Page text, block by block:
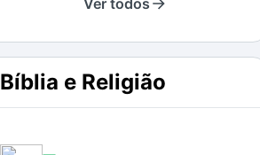
Ver todos
Bíblia e Religião